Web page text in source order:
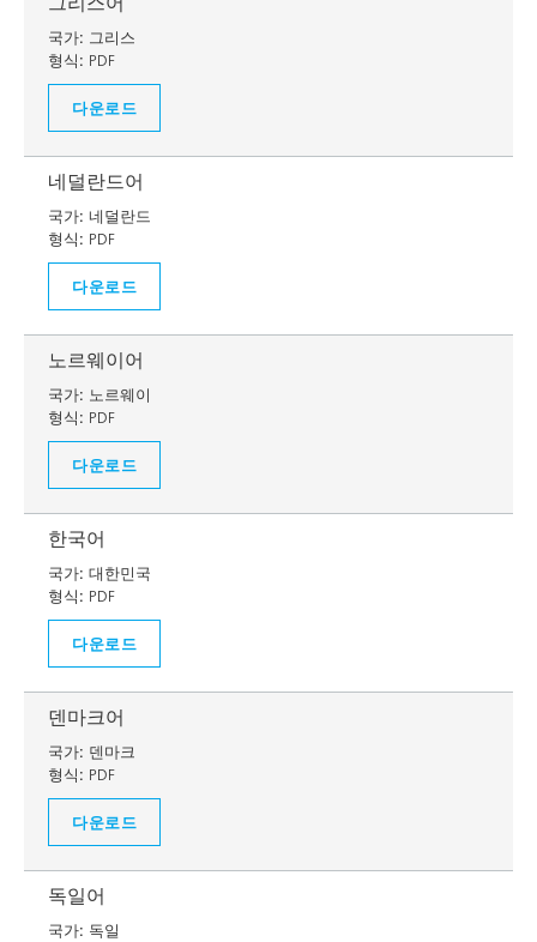
국가: 그리스
형식: PDF
다운로드
네덜란드어
국가: 네덜란드
형식: PDF
다운로드
노르웨이어
국가: 노르웨이
형식: PDF
다운로드
한국어
국가: 대한민국
형식: PDF
다운로드
덴마크어
국가: 덴마크
형식: PDF
다운로드
독일어
국가: 독일